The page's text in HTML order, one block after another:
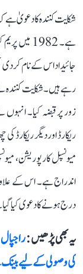
شکایت کنندہ کا دعویٰ ہے
ہے۔ 1982
جائیداد اس کے نام کر دی
رہے ہیں۔ شکایت کنندہ
زور پر قبضہ کیا۔
ریکارڈ اور دیگر ریکارڈ
میونسپل کارپوریشن،
اندراج ہے۔ اس کے علاوہ
درج ہونے کا دعوی کیا
یہ بھی پڑھیں :
کی وصولی کے لیے بینک